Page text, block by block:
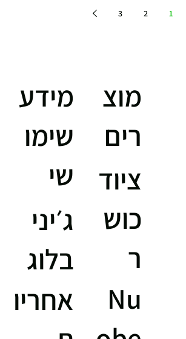
ובינה מלאכותית שמזהה תנועה,
1
2
3
מידע
שימו
שי
ג׳יני
בלוג
אחריו
מוצ
רים
ציוד
כוש
ר
Nu